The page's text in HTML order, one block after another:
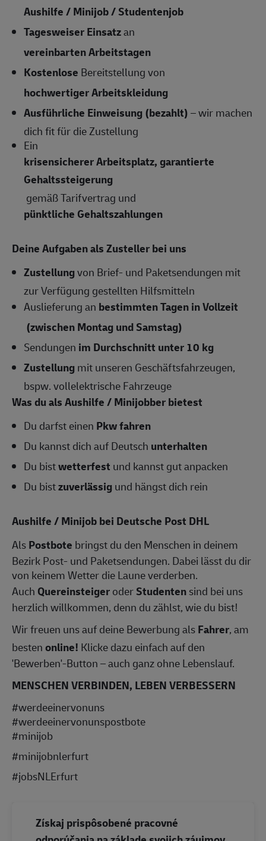
Aushilfe / Minijob / Studentenjob
Tagesweiser Einsatzan
vereinbarten Arbeitstagen
Kostenlose Bereitstellung von
hochwertiger Arbeitskleidung
Ausführliche Einweisung (bezahlt)– wir machen
dich fit für die Zustellung
Ein
krisensicherer Arbeitsplatz, garantierte
Gehaltssteigerung
gemäß Tarifvertrag und
pünktliche Gehaltszahlungen
Deine Aufgaben als Zusteller bei uns
Zustellungvon Brief- und Paketsendungen mit
zur Verfügung gestellten Hilfsmitteln
Auslieferung an bestimmten Tagen in Vollzeit
(zwischen Montag und Samstag)
Sendungen im Durchschnitt unter 10 kg
Zustellungmit unseren Geschäftsfahrzeugen,
bspw. vollelektrische Fahrzeuge
Was du als Aushilfe / Minijobber bietest
Du darfst einen Pkw fahren
Du kannst dich auf Deutsch unterhalten
Du bistwetterfest und kannst gut anpacken
Du bistzuverlässigund hängst dich rein
Aushilfe / Minijob bei Deutsche Post DHL
AlsPostbote bringst du den Menschen in deinem
Bezirk Post- und Paketsendungen. Dabei lässt du dir
von keinem Wetter die Laune verderben.
Auch QuereinsteigeroderStudentensind bei uns
herzlich willkommen, denn du zählst, wie du bist!
Wir freuen uns auf deine Bewerbung alsFahrer, am
bestenonline! Klicke dazu einfach auf den
'Bewerben'-Button – auch ganz ohne Lebenslauf.
MENSCHEN VERBINDEN, LEBEN VERBESSERN
#werdeeinervonuns
#werdeeinervonunspostbote
#minijob
#minijobnlerfurt
#jobsNLErfurt
Získaj prispôsobené pracovné